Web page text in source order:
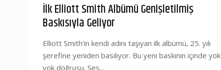
İlk Elliott Smith Albümü Genişletilmiş
Baskısıyla Geliyor
Elliott Smith‘in kendi adını taşıyan ilk albümü, 25. yılı
şerefine yeniden basılıyor. Bu yeni baskının içinde yok
yok doğrusu. Ses...